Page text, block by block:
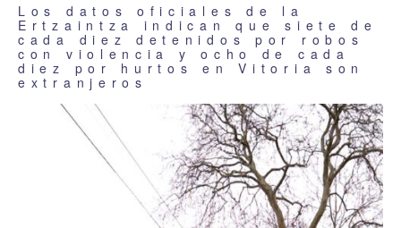
Los datos oficiales de la
Ertzaintza indican que siete de
cada diez detenidos por robos
con violencia y ocho de cada
diez por hurtos en Vitoria son
extranjeros